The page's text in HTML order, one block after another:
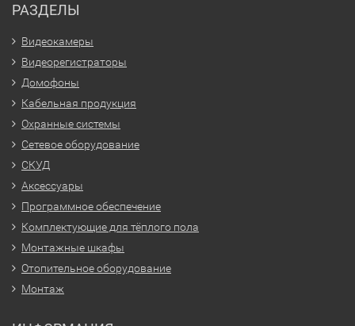
РАЗДЕЛЫ
Видеокамеры
Видеорегистраторы
Домофоны
Кабельная продукция
Охранные системы
Сетевое оборудование
СКУД
Аксессуары
Программное обеспечение
Комплектующие для тёплого пола
Монтажные шкафы
Отопительное оборудование
Монтаж